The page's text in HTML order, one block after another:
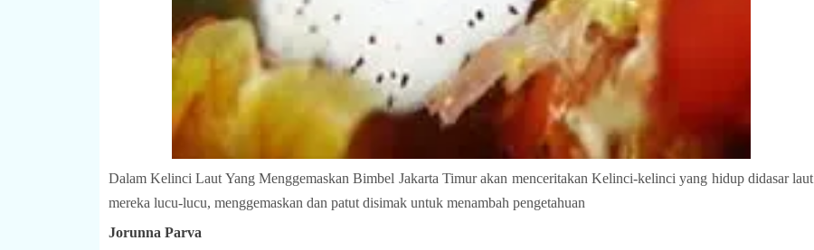
Dalam Kelinci Laut Yang Menggemaskan Bimbel Jakarta Timur akan menceritakan Kelinci-kelinci yang hidup didasar laut
mereka lucu-lucu, menggemaskan dan patut disimak untuk menambah pengetahuan
Jorunna Parva